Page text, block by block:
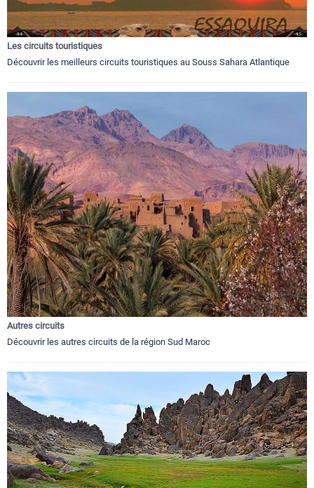
Les circuits touristiques
Découvrir les meilleurs circuits touristiques au Souss Sahara Atlantique
Autres circuits
Découvrir les autres circuits de la région Sud Maroc